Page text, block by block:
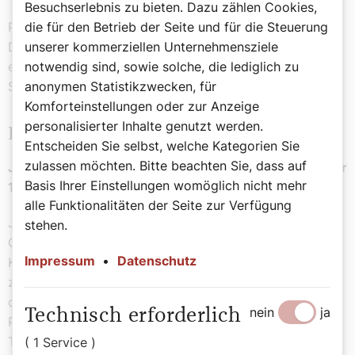
Papst Benedikt XVI. erklärte Antonietta am 18.
Dezember 2007 zur „Ehrwürdigen Dienerin Gottes“ und
ermöglichte somit den Beginn des
Seligsprechungsverfahrens für das Mädchen.
Es lebe Christus, der König
José Luis Sánchez del Río (28. März 1913 – 10. Februar
1928)
José wurde 1913 in Syhuayo in Mexiko geboren. Als der
Cristero Krieg 1926 (die Regierung hatte begonnen
Kirchenprivilegien zu streichen und Kirchenbesitztümer
zu übernehmen) begann, traten José und seine Brüder
den Rebellen bei. Seine Mutter und der Rebellengeneral
Prudencio Mendoza Alcazar verbaten ihm die
Teilnahme. José jedoch bestand darauf und so
Besuchserlebnis zu bieten. Dazu zählen Cookies,
die für den Betrieb der Seite und für die Steuerung
unserer kommerziellen Unternehmensziele
notwendig sind, sowie solche, die lediglich zu
anonymen Statistikzwecken, für
Komforteinstellungen oder zur Anzeige
personalisierter Inhalte genutzt werden.
Entscheiden Sie selbst, welche Kategorien Sie
zulassen möchten. Bitte beachten Sie, dass auf
Basis Ihrer Einstellungen womöglich nicht mehr
alle Funktionalitäten der Seite zur Verfügung
stehen.
Impressum • Datenschutz
Technisch erforderlich
( 1 Service )
nein ja